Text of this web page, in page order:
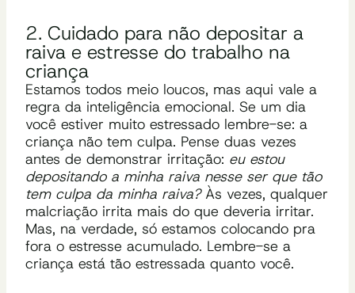
2. Cuidado para não depositar a
raiva e estresse do trabalho na
criança
Estamos todos meio loucos, mas aqui vale a
regra da inteligência emocional. Se um dia
você estiver muito estressado lembre-se: a
criança não tem culpa. Pense duas vezes
antes de demonstrar irritação: eu estou
depositando a minha raiva nesse ser que tão
tem culpa da minha raiva? Às vezes, qualquer
malcriação irrita mais do que deveria irritar.
Mas, na verdade, só estamos colocando pra
fora o estresse acumulado. Lembre-se a
criança está tão estressada quanto você.